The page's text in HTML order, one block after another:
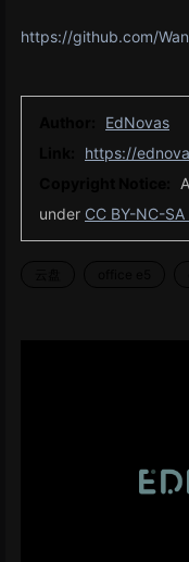
https://github.com/
EdNovas
https://
under CC BY-NC-